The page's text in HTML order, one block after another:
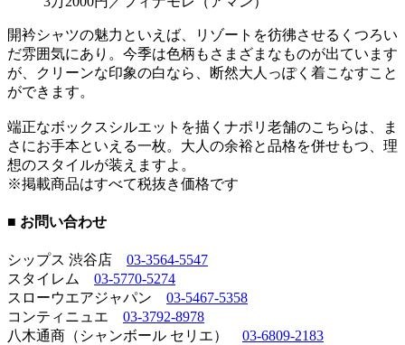
開衿シャツの魅力といえば、リゾートを彷彿させるくつろい
だ雰囲気にあり。今季は色柄もさまざまなものが出ています
が、クリーンな印象の白なら、断然大人っぽく着こなすこと
ができます。
端正なボックスシルエットを描くナポリ老舗のこちらは、ま
さにお手本といえる一枚。大人の余裕と品格を併せもつ、理
想のスタイルが装えますよ。
※掲載商品はすべて税抜き価格です
■ お問い合わせ
シップス 渋谷店 03-3564-5547
スタイレム 03-5770-5274
スローウエアジャパン 03-5467-5358
コンティニュエ 03-3792-8978
八木通商（シャンボール セリエ） 03-6809-2183